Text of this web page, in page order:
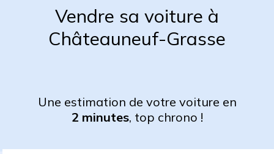
Vendre sa voiture à
Châteauneuf-Grasse
Une estimation de votre voiture en
2 minutes, top chrono !